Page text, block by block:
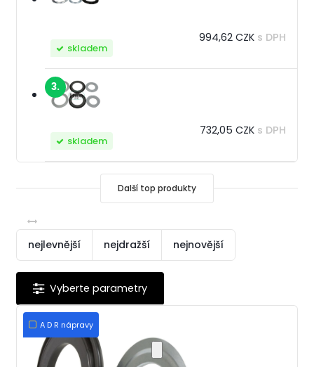
skladem
994,62 CZK s DPH
3.
skladem
732,05 CZK s DPH
Další top produkty
nejlevnější nejdražší nejnovější
A D R nápravy